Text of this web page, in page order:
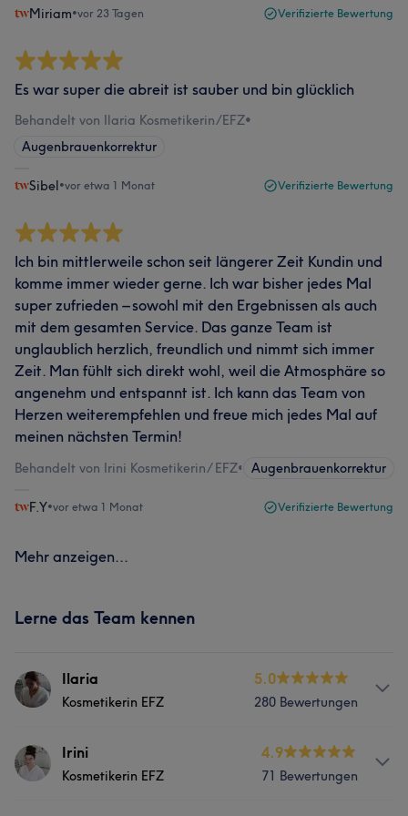
Miriam•vor 23 Tagen Verifizierte Bewertung
Es war super die abreit ist sauber und bin glücklich
Behandelt von Ilaria Kosmetikerin/EFZ•
Augenbrauenkorrektur
Sibel•vor etwa 1 Monat Verifizierte Bewertung
Ich bin mittlerweile schon seit längerer Zeit Kundin und
komme immer wieder gerne. Ich war bisher jedes Mal
super zufrieden – sowohl mit den Ergebnissen als auch
mit dem gesamten Service. Das ganze Team ist
unglaublich herzlich, freundlich und nimmt sich immer
Zeit. Man fühlt sich direkt wohl, weil die Atmosphäre so
angenehm und entspannt ist. Ich kann das Team von
Herzen weiterempfehlen und freue mich jedes Mal auf
meinen nächsten Termin!
Behandelt von Irini Kosmetikerin/ EFZ• Augenbrauenkorrektur
F.Y•vor etwa 1 Monat Verifizierte Bewertung
Mehr anzeigen...
Lerne das Team kennen
Ilaria
Kosmetikerin EFZ
5.0
280 Bewertungen
Info
Ilaria ist 28 Jahre jung. Sie spricht fliessend Deutsch,
Irini
Kosmetikerin EFZ
4.9
71 Bewertungen